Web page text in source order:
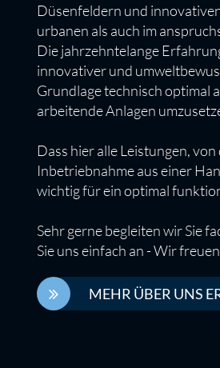
Düsenfeldern und
urbanen als auch im
Die jahrzehntelange
innovativer und
Grundlage technisch optimal
arbeitende Anlagen
Dass hier alle Leistungen,
Inbetriebnahme aus einer
wichtig für ein optimal
Sehr gerne begleiten wir Sie
Sie uns einfach an - Wir
MEHR ÜBER UNS